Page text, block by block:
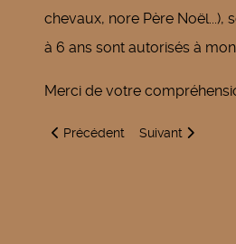
chevaux, nore Père Noël...),
à 6 ans sont autorisés à
Merci de votre
Article précédent : Réveillon du
Précédent Article suivant :
Suivant